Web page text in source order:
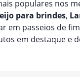
populares nos
para brindes,
em passeios de
em destaque e